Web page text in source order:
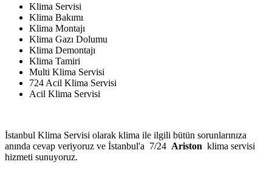
Klima Servisi
Klima Bakımı
Klima Montajı
Klima Gazı Dolumu
Klima Demontajı
Klima Tamiri
Multi Klima Servisi
724 Acil Klima Servisi
Acil Klima Servisi
İstanbul Klima Servisi olarak klima ile ilgili bütün sorunlarınıza
anında cevap veriyoruz ve İstanbul'a 7/24 Ariston klima servisi
hizmeti sunuyoruz.